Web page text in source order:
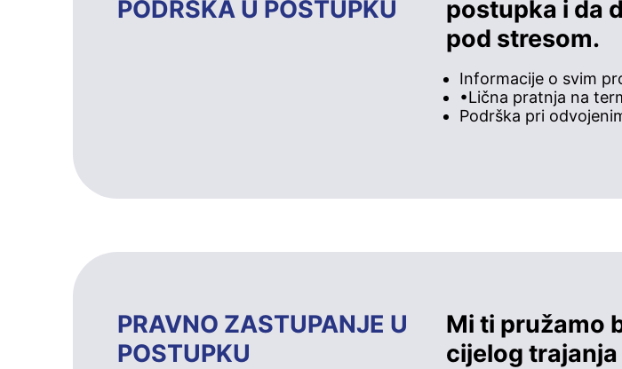
PODRŠKA U POSTUPKU
postupka i da
pod stresom.
Informacije o svim
•Lična pratnja na
Podrška pri
PRAVNO ZASTUPANJE U
POSTUPKU
Mi ti pružamo
cijelog